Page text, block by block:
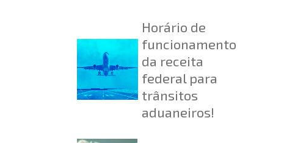
Horário de
funcionamento
da receita
federal para
trânsitos
aduaneiros!